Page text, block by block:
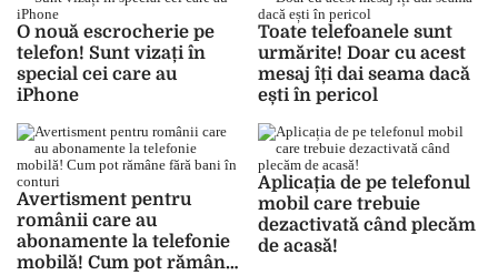
O nouă escrocherie pe
telefon! Sunt vizați în
special cei care au
iPhone
Toate telefoanele sunt
urmărite! Doar cu acest
mesaj îți dai seama dacă
ești în pericol
Avertisment pentru
românii care au
abonamente la telefonie
mobilă! Cum pot rămâne
Aplicația de pe telefonul
mobil care trebuie
dezactivată când plecăm
de acasă!